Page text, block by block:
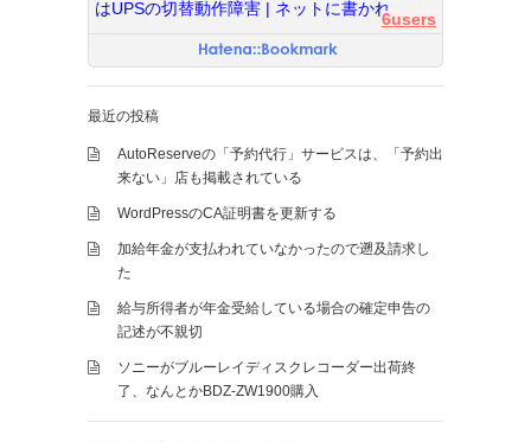
はUPSの切替動作障害 | ネットに書かれ...
6users
最近の投稿
AutoReserveの「予約代行」サービスは、「予約出
来ない」店も掲載されている
WordPressのCA証明書を更新する
加給年金が支払われていなかったので遡及請求し
た
給与所得者が年金受給している場合の確定申告の
記述が不親切
ソニーがブルーレイディスクレコーダー出荷終
了、なんとかBDZ-ZW1900購入